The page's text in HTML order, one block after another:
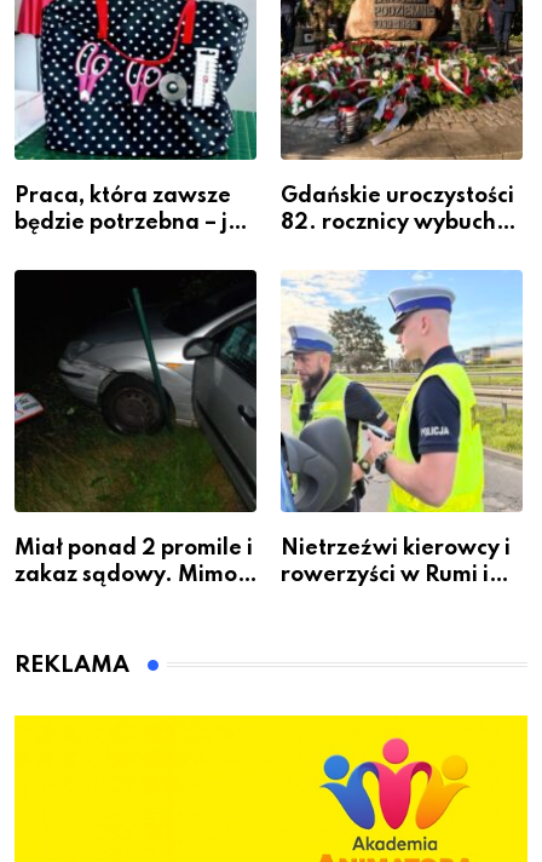
Praca, która zawsze
będzie potrzebna – jak
zawodem przyszłości i
gdzie się go nauczyć?
Gdańskie uroczystości
82. rocznicy wybuchu
Warszawskiego
Miał ponad 2 promile i
zakaz sądowy. Mimo
Bolszewie i uderzył w
Nietrzeźwi kierowcy i
rowerzyści w Rumi i
REKLAMA